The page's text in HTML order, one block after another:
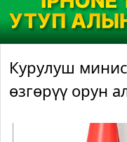
Курулуш
өзгөрүү орун